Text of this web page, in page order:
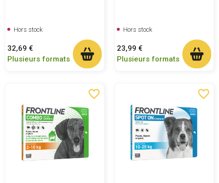
Hors stock
Prix
32,69 €
Plusieurs formats
Hors stock
Prix
23,99 €
Plusieurs formats
favorite_border favorite_border